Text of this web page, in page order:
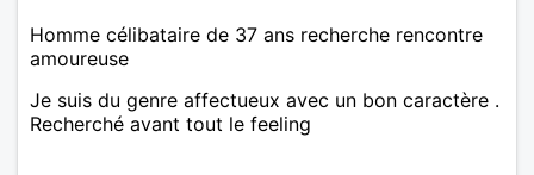
Homme célibataire de 37 ans recherche rencontre
amoureuse
Je suis du genre affectueux avec un bon caractère .
Recherché avant tout le feeling